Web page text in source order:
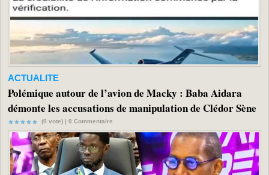
ACTUALITE
Polémique autour de l’avion de Macky : Baba Aidara
démonte les accusations de manipulation de Clédor Sène
(0 vote) | 0 Commentaire